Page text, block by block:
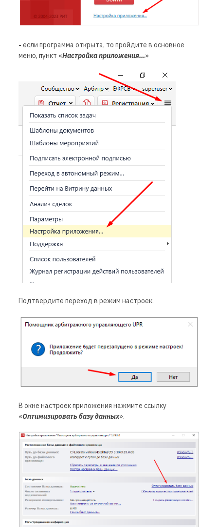
- если программа открыта, то пройдите в основное
меню, пункт «Настройка приложения…»
Подтвердите переход в режим настроек.
В окне настроек приложения нажмите ссылку
«Оптимизировать базу данных».